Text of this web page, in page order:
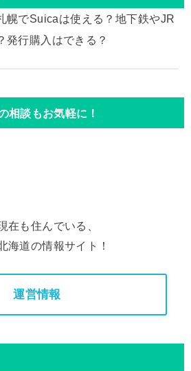
幌でSuicaは使える？地下鉄やJR
発行購入はできる？
相談もお気軽に！
在も住んでいる、
海道の情報サイト！
運営情報